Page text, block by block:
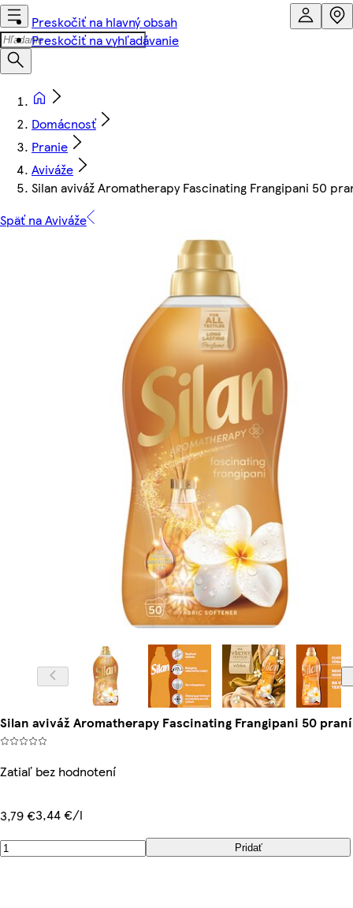
Preskočiť na hlavný obsah
Preskočiť na vyhľadávanie
Domácnosť
Pranie
Aviváže
Silan aviváž Aromatherapy Fascinating Frangipani 50
Späť na Aviváže
Silan aviváž Aromatherapy Fascinating Frangipani 50
Zatiaľ bez hodnotení
3,79 €3,44 €/l
Pridať